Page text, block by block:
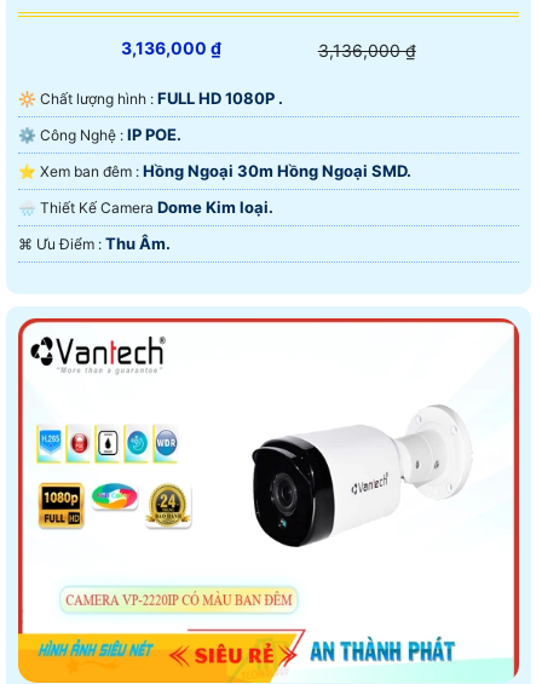
3,136,000 ₫ 3,136,000 ₫
🔆 Chất lượng hình : FULL HD 1080P .
⚙ Công Nghệ : IP POE.
⭐ Xem ban đêm : Hồng Ngoại 30m Hồng Ngoại SMD.
🌧️ Thiết Kế Camera Dome Kim loại.
️⌘ Ưu Điểm : Thu Âm.